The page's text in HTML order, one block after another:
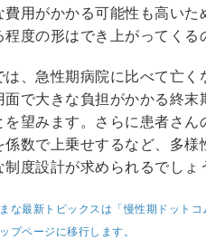
費用がかかる可能性も高い
程度の形はでき上がってくる
は、急性期病院に比べて亡
面で大きな負担がかかる終
を望みます。さらに患者さ
係数で上乗せするなど、多
制度設計が求められるでしょ
な最新トピックスは「慢性期ドット
プページに移行します。